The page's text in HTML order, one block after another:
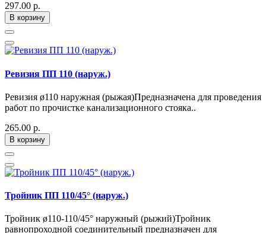
297.00 р.
В корзину
Ревизия ПП 110 (наруж.)
Ревизия ø110 наружная (рыжая)Предназначена для проведения
работ по прочистке канализационного стояка..
265.00 р.
В корзину
Тройник ПП 110/45° (наруж.)
Тройник ø110-110/45° наружный (рыжий)Тройник
равнопроходной соединительный предназначен для